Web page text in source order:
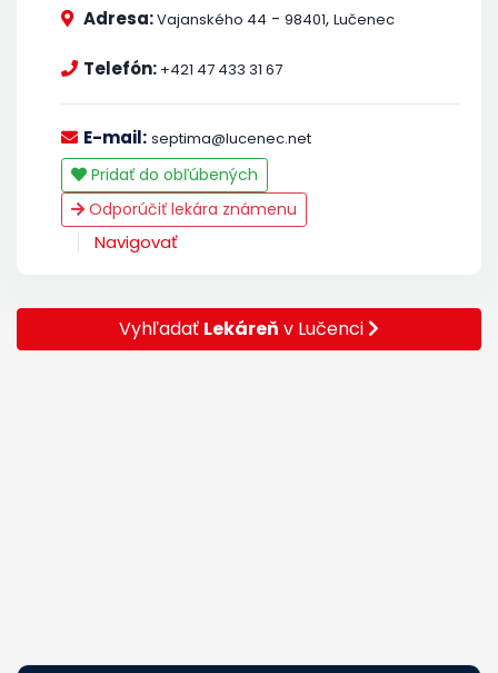
Adresa:Vajanského 44 - 98401, Lučenec
Telefón: +421 47 433 31 67
E-mail: septima@lucenec.net
Pridať do obľúbených
Odporúčiť lekára známenu
Navigovať
Vyhľadať Lekáreň v Lučenci